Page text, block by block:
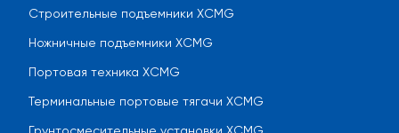
Строительные подъемники XCMG
Ножничные подъемники XCMG
Портовая техника XCMG
Терминальные портовые тягачи XCMG